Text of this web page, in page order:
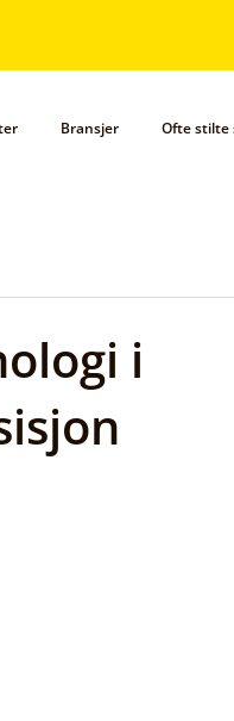
Bransjer Ofte stilte
i